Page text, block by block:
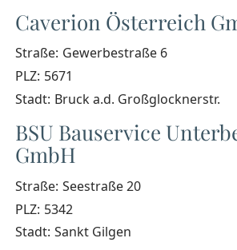
Caverion Österreich
Straße: Gewerbestraße 6
PLZ: 5671
Stadt: Bruck a.d. Großglocknerstr.
BSU Bauservice
GmbH
Straße: Seestraße 20
PLZ: 5342
Stadt: Sankt Gilgen